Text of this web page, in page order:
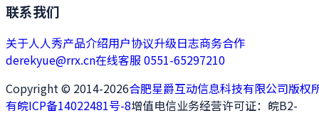
联系我们
关于人人秀产品介绍用户协议升级日志商务合作
derekyue@rrx.cn在线客服 0551-65297210
Copyright © 2014-2026合肥星爵互动信息科技有限公司版权
有皖ICP备14022481号-8增值电信业务经营许可证：皖B2-